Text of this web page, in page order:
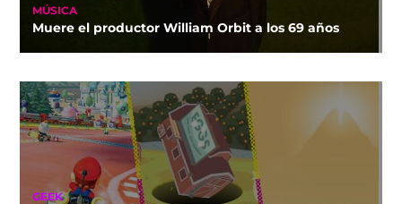
MÚSICA
Muere el productor William Orbit a los 69 años
GEEK